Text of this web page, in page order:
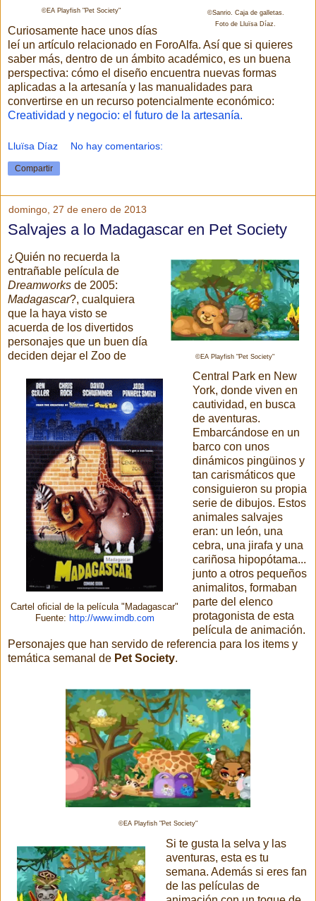
©EA Playfish "Pet Society"
©Sanrio. Caja de galletas.
Foto de Lluïsa Díaz.
Curiosamente hace unos días
leí un artículo relacionado en ForoAlfa. Así que si quieres
saber más, dentro de un ámbito académico, es un buena
perspectiva: cómo el diseño encuentra nuevas formas
aplicadas a la artesanía y las manualidades para
convertirse en un recurso potencialmente económico:
Creatividad y negocio: el futuro de la artesanía.
Lluïsa Díaz No hay comentarios:
Compartir
domingo, 27 de enero de 2013
Salvajes a lo Madagascar en Pet Society
©EA Playfish "Pet Society"
Cartel oficial de la película "Madagascar"
Fuente: http://www.imdb.com
¿Quién no recuerda la
entrañable película de
Dreamworks de 2005:
Madagascar?, cualquiera
que la haya visto se
acuerda de los divertidos
personajes que un buen día
deciden dejar el Zoo de
Central Park en New
York, donde viven en
cautividad, en busca
de aventuras.
Embarcándose en un
barco con unos
dinámicos pingüinos y
tan carismáticos que
consiguieron su propia
serie de dibujos. Estos
animales salvajes
eran: un león, una
cebra, una jirafa y una
cariñosa hipopótama...
junto a otros pequeños
animalitos, formaban
parte del elenco
protagonista de esta
película de animación.
Personajes que han servido de referencia para los items y
temática semanal de Pet Society.
©EA Playfish "Pet Society"
Si te gusta la selva y las
aventuras, esta es tu
semana. Además si eres fan
de las películas de